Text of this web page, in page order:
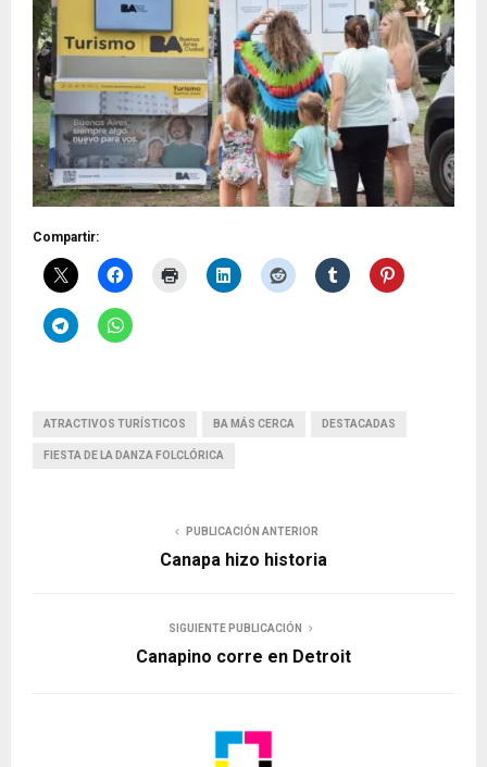
Compartir:
ATRACTIVOS TURÍSTICOS BA MÁS CERCA DESTACADAS
FIESTA DE LA DANZA FOLCLÓRICA
PUBLICACIÓN ANTERIOR
Canapa hizo historia
SIGUIENTE PUBLICACIÓN
Canapino corre en Detroit